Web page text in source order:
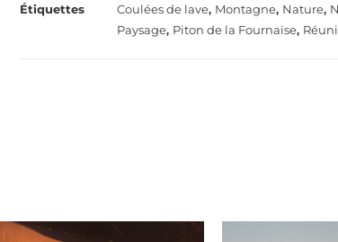
Étiquettes
Coulées de lave, Montagne, Nature,
Paysage, Piton de la Fournaise,